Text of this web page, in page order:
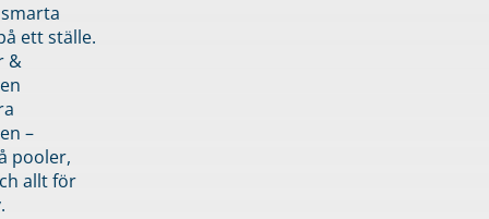
ett ställe.
&
–
pooler,
allt för